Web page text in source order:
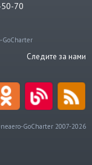
70
GoCharter
Следите за нами
GoCharter 2007-2026